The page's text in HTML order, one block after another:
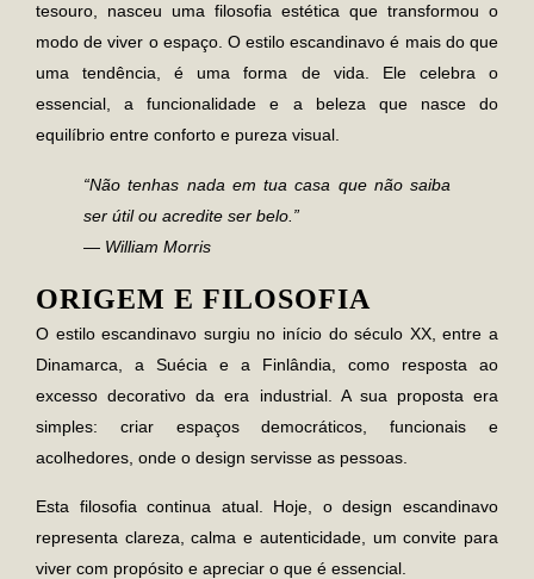
tesouro, nasceu uma filosofia estética que transformou o
modo de viver o espaço. Oestilo escandinavo é mais do que
uma tendência, é uma forma de vida. Ele celebra o
essencial, a funcionalidade e a beleza que nasce do
equilíbrio entre conforto e pureza visual.
“Não tenhas nada em tua casa que não saiba
ser útil ou acredite ser belo.”
— William Morris
ORIGEM E FILOSOFIA
O estilo escandinavo surgiu no início do século XX, entre a
Dinamarca, a Suécia e a Finlândia, como resposta ao
excesso decorativo da era industrial. A sua proposta era
simples: criar espaços democráticos, funcionais e
acolhedores, onde o design servisse as pessoas.
Esta filosofia continua atual. Hoje, o design escandinavo
representa clareza, calma e autenticidade, um convite para
viver com propósito e apreciar o que é essencial.